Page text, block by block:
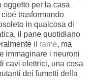
oggetto per la casa
trasformando
in qualcosa di
il pane quotidiano
il rame, ma
immaginare i neuroni
cavi elettrici, una cosa
dei fumetti della